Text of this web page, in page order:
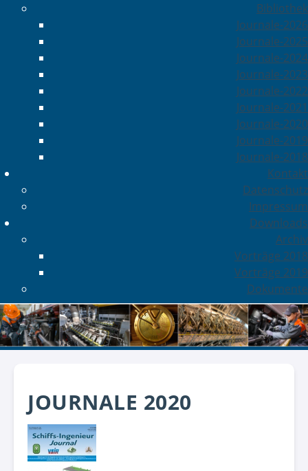
Bibliothek
Journale-2026
Journale-2025
Journale-2024
Journale-2023
Journale-2022
Journale-2021
Journale-2020
Journale-2019
Journale-2018
Kontakt
Datenschutz
Impressum
Downloads
Archiv
Vorträge 2018
Vorträge 2019
Dokumente
JOURNALE 2020